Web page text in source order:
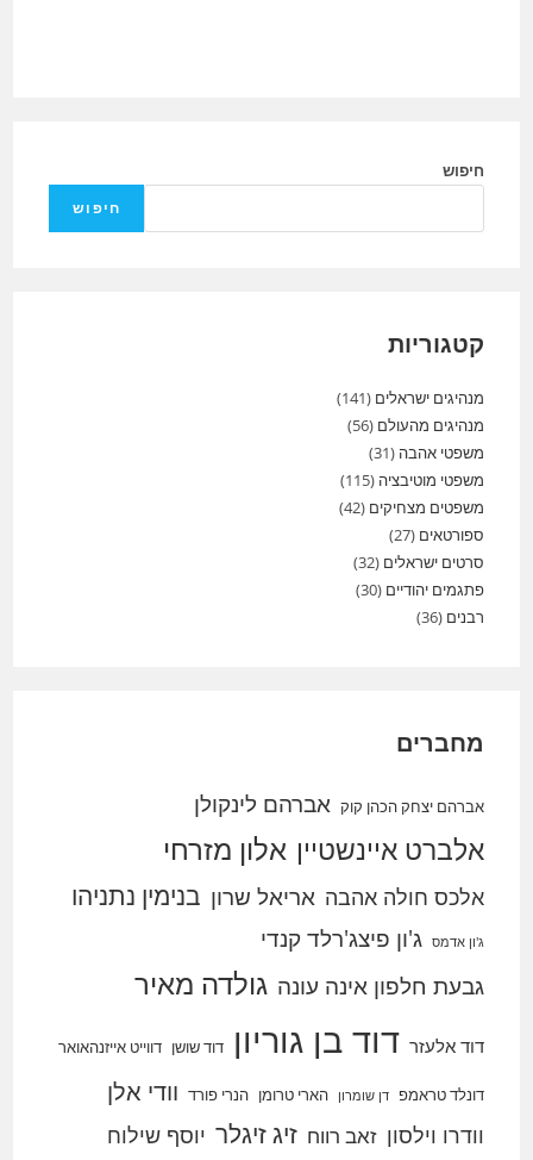
חיפוש
חיפוש
קטגוריות
מנהיגים ישראלים (141)
מנהיגים מהעולם (56)
משפטי אהבה (31)
משפטי מוטיבציה (115)
משפטים מצחיקים (42)
ספורטאים (27)
סרטים ישראלים (32)
פתגמים יהודיים (30)
רבנים (36)
מחברים
אברהם יצחק הכהן קוק אברהם לינקולן
אלברט איינשטיין אלון מזרחי
אלכס חולה אהבה אריאל שרון בנימין נתניהו
ג'ון אדמס ג'ון פיצג'רלד קנדי
גבעת חלפון אינה עונה גולדה מאיר
דוד אלעזר דוד בן גוריון דוד שושן דווייט אייזנהאואר
דונלד טראמפ דן שומרון הארי טרומן הנרי פורד וודי אלן
וודרו וילסון זאב רווח זיג זיגלר יוסף שילוח